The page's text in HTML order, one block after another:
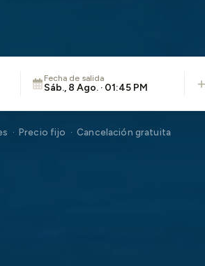
Fecha de salida
Sáb., 8 Ago. · 01:45 PM
· Precio fijo · Cancelación gratuita